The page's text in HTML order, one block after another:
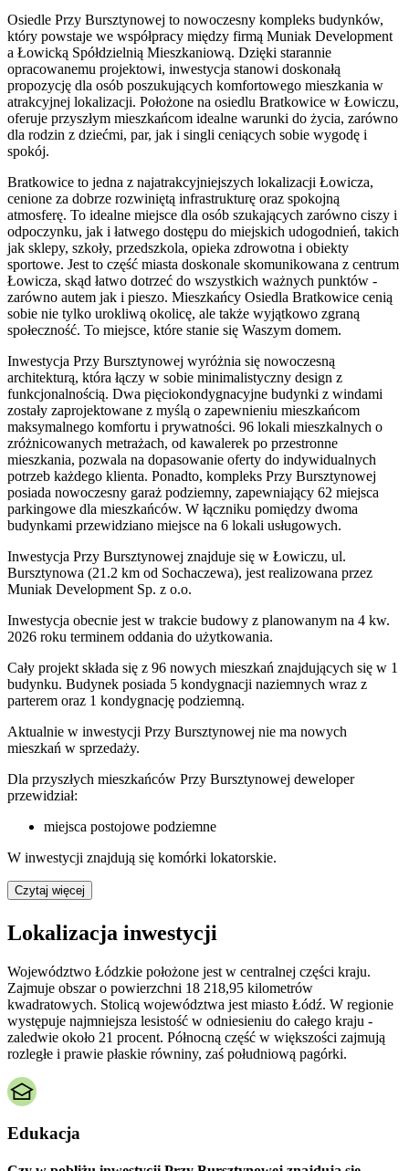
Osiedle Przy Bursztynowej to nowoczesny kompleks budynków,
który powstaje we współpracy między firmą Muniak Development
a Łowicką Spółdzielnią Mieszkaniową. Dzięki starannie
opracowanemu projektowi, inwestycja stanowi doskonałą
propozycję dla osób poszukujących komfortowego mieszkania w
atrakcyjnej lokalizacji. Położone na osiedlu Bratkowice w Łowiczu,
oferuje przyszłym mieszkańcom idealne warunki do życia, zarówno
dla rodzin z dziećmi, par, jak i singli ceniących sobie wygodę i
spokój.
Bratkowice to jedna z najatrakcyjniejszych lokalizacji Łowicza,
cenione za dobrze rozwiniętą infrastrukturę oraz spokojną
atmosferę. To idealne miejsce dla osób szukających zarówno ciszy i
odpoczynku, jak i łatwego dostępu do miejskich udogodnień, takich
jak sklepy, szkoły, przedszkola, opieka zdrowotna i obiekty
sportowe. Jest to część miasta doskonale skomunikowana z centrum
Łowicza, skąd łatwo dotrzeć do wszystkich ważnych punktów -
zarówno autem jak i pieszo. Mieszkańcy Osiedla Bratkowice cenią
sobie nie tylko urokliwą okolicę, ale także wyjątkowo zgraną
społeczność. To miejsce, które stanie się Waszym domem.
Inwestycja Przy Bursztynowej wyróżnia się nowoczesną
architekturą, która łączy w sobie minimalistyczny design z
funkcjonalnością. Dwa pięciokondygnacyjne budynki z windami
zostały zaprojektowane z myślą o zapewnieniu mieszkańcom
maksymalnego komfortu i prywatności. 96 lokali mieszkalnych o
zróżnicowanych metrażach, od kawalerek po przestronne
mieszkania, pozwala na dopasowanie oferty do indywidualnych
potrzeb każdego klienta. Ponadto, kompleks Przy Bursztynowej
posiada nowoczesny garaż podziemny, zapewniający 62 miejsca
parkingowe dla mieszkańców. W łączniku pomiędzy dwoma
budynkami przewidziano miejsce na 6 lokali usługowych.
Inwestycja Przy Bursztynowej znajduje się w Łowiczu, ul.
Bursztynowa (21.2 km od Sochaczewa), jest realizowana przez
Muniak Development Sp. z o.o.
Inwestycja obecnie jest w trakcie budowy z planowanym na 4 kw.
2026 roku terminem oddania do użytkowania.
Cały projekt składa się z 96 nowych mieszkań znajdujących się w 1
budynku. Budynek posiada 5 kondygnacji naziemnych wraz z
parterem oraz 1 kondygnację podziemną.
Aktualnie w inwestycji Przy Bursztynowej nie ma nowych
mieszkań w sprzedaży.
Dla przyszłych mieszkańców Przy Bursztynowej deweloper
przewidział:
miejsca postojowe podziemne
W inwestycji znajdują się komórki lokatorskie.
Czytaj więcej
Lokalizacja inwestycji
Województwo Łódzkie położone jest w centralnej części kraju.
Zajmuje obszar o powierzchni 18 218,95 kilometrów
kwadratowych. Stolicą województwa jest miasto Łódź. W regionie
występuje najmniejsza lesistość w odniesieniu do całego kraju -
zaledwie około 21 procent. Północną część w większości zajmują
rozległe i prawie płaskie równiny, zaś południową pagórki.
Edukacja